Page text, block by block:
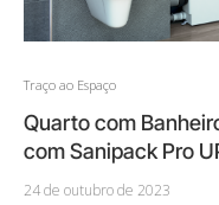
Traço ao Espaço
Quarto com
com Sanipack Pro
24 de outubro de 2023